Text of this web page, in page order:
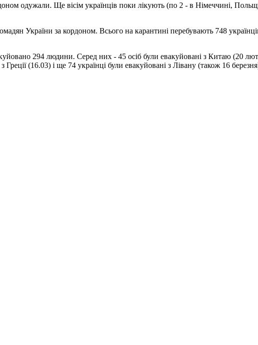
одужали. Ще вісім українців поки лікують (по 2 - в Німеччині,
України за кордоном. Всього на карантині перебувають 748
294 людини. Серед них - 45 осіб були евакуйовані з Китаю (20
Греції (16.03) і ще 74 українці були евакуйовані з Лівану (також 16